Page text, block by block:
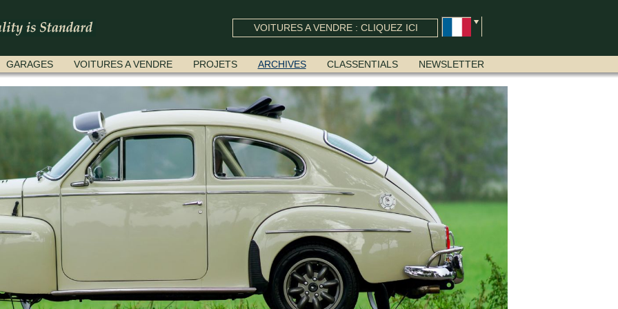
VOITURES A VENDRE : CLIQUEZ ICI
GARAGES VOITURES A VENDRE PROJETS ARCHIVES CLASSENTIALS NEWSLETTER